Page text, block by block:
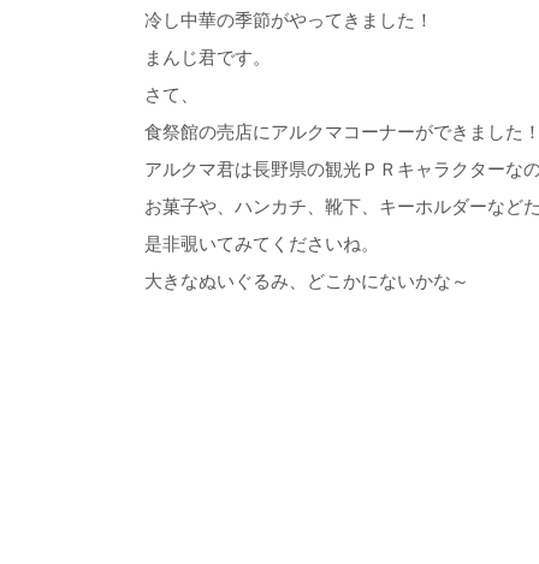
冷し中華の季節がやってきました！
まんじ君です。
さて、
食祭館の売店にアルクマコーナーができました
アルクマ君は長野県の観光ＰＲキャラクターな
お菓子や、ハンカチ、靴下、キーホルダーなど
是非覗いてみてくださいね。
大きなぬいぐるみ、どこかにないかな～